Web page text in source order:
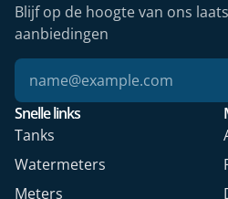
Snelle links
Tanks
Watermeters
Meters
Blijf op de hoogte van ons
aanbiedingen